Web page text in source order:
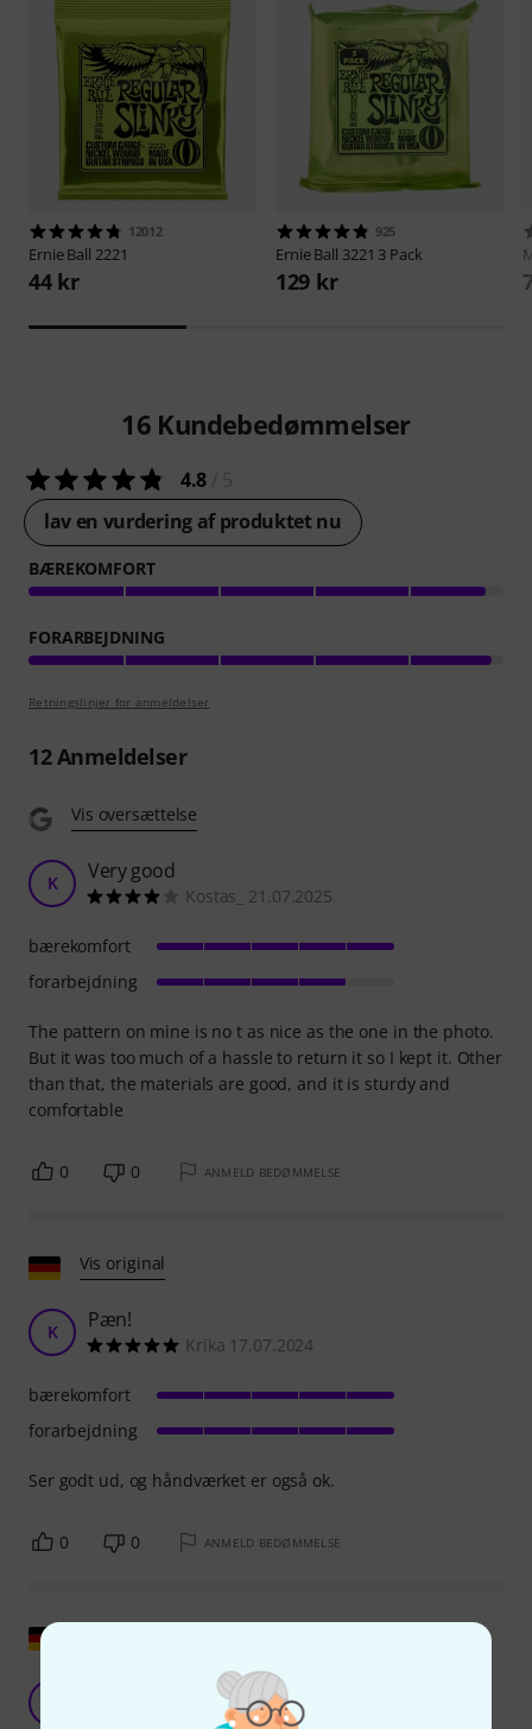
12012
Ernie Ball 2221
44 kr
925
Ernie Ball 3221 3 Pack
129 kr
16 Kundebedømmelser
4.8
lav en vurdering af produktet nu
BÆREKOMFORT
FORARBEJDNING
Retningslinjer for anmeldelser
12Anmeldelser
Vis oversættelse
K Very good
Kostas_ 21.07.2025
The pattern on mine is no t as nice as the one in the photo.
But it was too much of a hassle to return it so I kept it. Other
than that, the materials are good, and it is sturdy and
comfortable
bærekomfort
forarbejdning
0 0 ANMELD BEDØMMELSE
Vis original
K Pæn!
Krika 17.07.2024
Ser godt ud, og håndværket er også ok.
bærekomfort
forarbejdning
0 0 ANMELD BEDØMMELSE
VanEichhorn 14.03.2025